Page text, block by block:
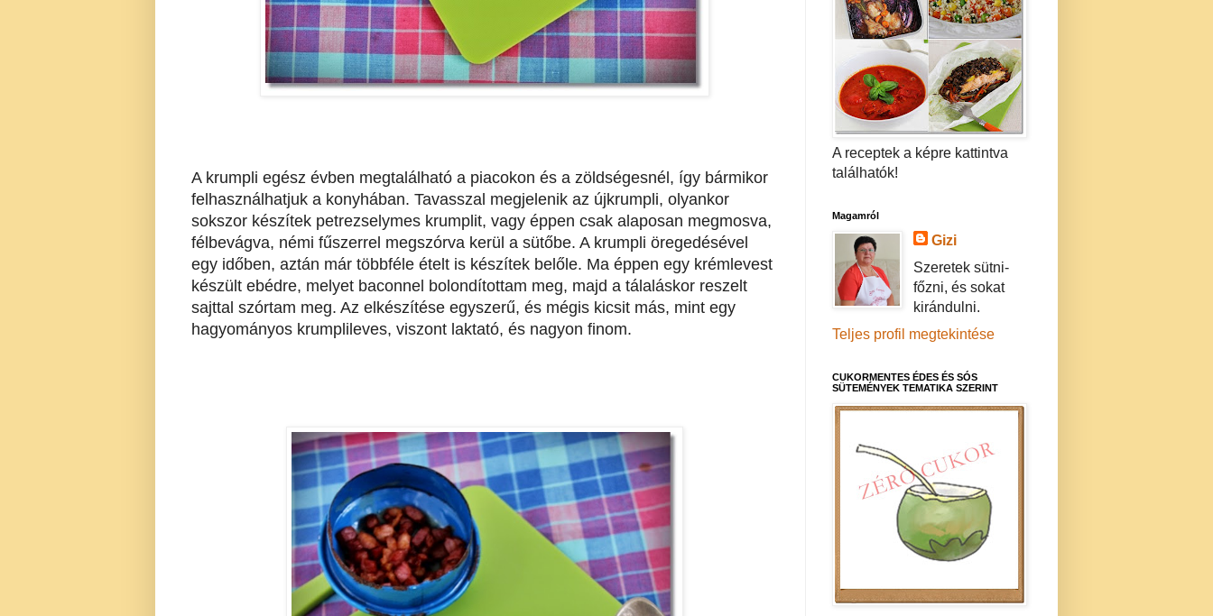
A krumpli egész évben megtalálható a piacokon és a zöldségesnél, így bármikor
felhasználhatjuk a konyhában. Tavasszal megjelenik az újkrumpli, olyankor
sokszor készítek petrezselymes krumplit, vagy éppen csak alaposan megmosva,
félbevágva, némi fűszerrel megszórva kerül a sütőbe. A krumpli öregedésével
egy időben, aztán már többféle ételt is készítek belőle. Ma éppen egy krémlevest
készült ebédre, melyet baconnel bolondítottam meg, majd a tálaláskor reszelt
sajttal szórtam meg. Az elkészítése egyszerű, és mégis kicsit más, mint egy
hagyományos krumplileves, viszont laktató, és nagyon finom.
A receptek a képre kattintva
találhatók!
Magamról
Gizi
Szeretek sütni-
főzni, és sokat
kirándulni.
Teljes profil megtekintése
CUKORMENTES ÉDES ÉS SÓS
SÜTEMÉNYEK TEMATIKA SZERINT